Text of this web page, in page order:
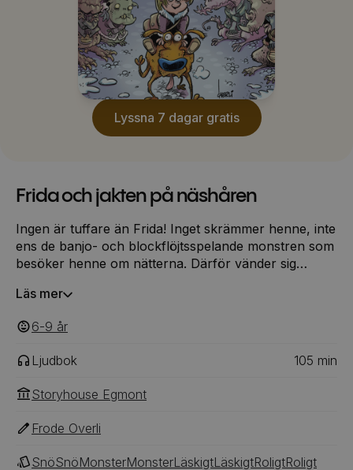
Lyssna 7 dagar gratis
Frida och jakten på näshåren
Ingen är tuffare än Frida! Inget skrämmer henne, inte
ens de banjo- och blockflöjtsspelande monstren som
besöker henne om nätterna. Därför vänder sig
vinter och behöver räddas.
Läs mer
6-9 ‎‎ år
Ljudbok 105 min
Storyhouse Egmont
Frode Overli
SnöSnöMonsterMonsterLäskigtLäskigtRoligtRoligt